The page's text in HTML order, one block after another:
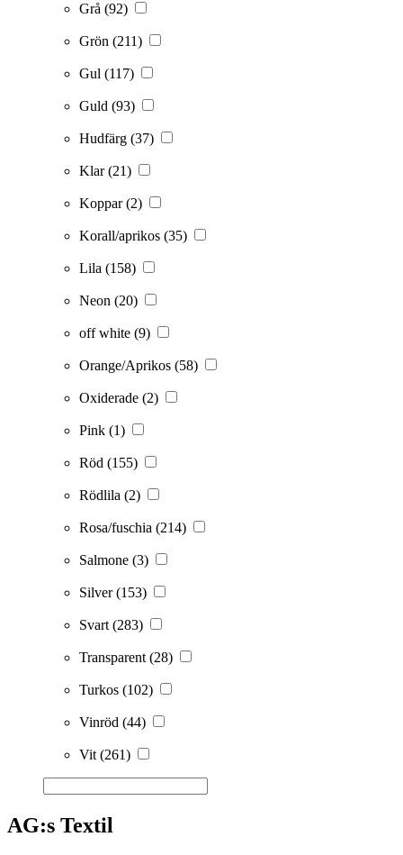
Grå (92)
Grön (211)
Gul (117)
Guld (93)
Hudfärg (37)
Klar(21)
Koppar(2)
Korall/aprikos (35)
Lila (158)
Neon (20)
off white (9)
Orange/Aprikos (58)
Oxiderade (2)
Pink (1)
Röd (155)
Rödlila (2)
Rosa/fuschia (214)
Salmone (3)
Silver(153)
Svart(283)
Transparent(28)
Turkos (102)
Vinröd (44)
Vit(261)
AG:s Textil